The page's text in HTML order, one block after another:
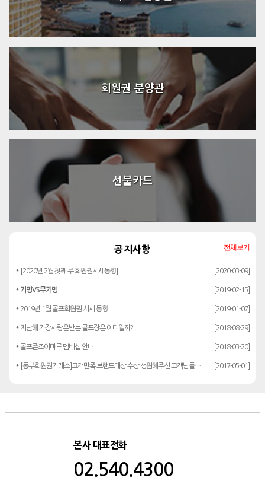
회원권 분양관
선불카드
공지사항
* [2020년 2월 첫째 주 회원권시세동향] [2020-03-09]
* 기명VS무기명 [2019-02-15]
* 2019년 1월 골프회원권 시세 동향 [2019-01-07]
* 지난해 가장사랑은받는 골프장은 어디일까? [2018-08-29]
* 골프존조이마루 멤버십 안내 [2018-03-20]
* [동부회원권거래소]고객만족 브랜드대상 수상 성원해주신 고객님들께 감사드립… [2017-05-01]
+ 전체보기
본사 대표전화
02.540.4300